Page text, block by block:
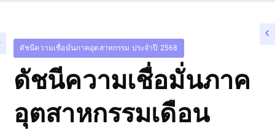
ดัชนีความเชื่อมั่นภาคอุตสาหกรรม ประจำปี 2568
ดัชนีความเชื่อมั่นภาค
อุตสาหกรรมเดือน